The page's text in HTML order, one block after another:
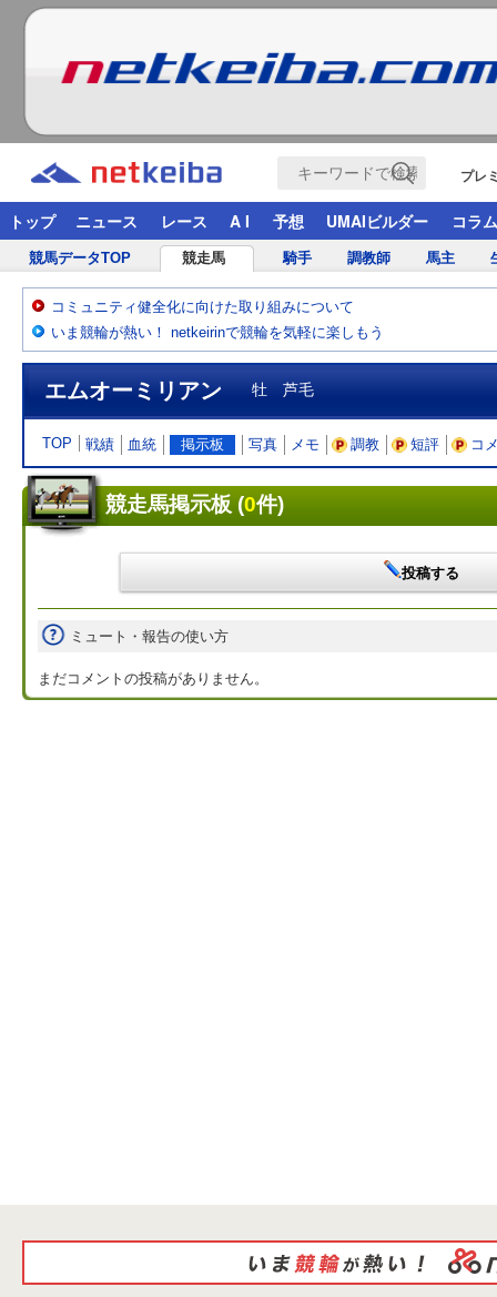
プレ
トップ ニュース レース A I 予想 UMAIビルダー コラム
競馬データTOP 競走馬 騎手 調教師 馬主
コミュニティ健全化に向けた取り組みについて
いま競輪が熱い！ netkeirinで競輪を気軽に楽しもう
エムオーミリアン 牡 芦毛
TOP 戦績 血統 掲示板 写真 メモ 調教 短評 コ
競走馬掲示板 (0件)
投稿する
ミュート・報告の使い方
まだコメントの投稿がありません。